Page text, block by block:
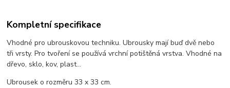
Kompletní specifikace
Vhodné pro ubrouskovou techniku. Ubrousky mají buď dvě nebo
tři vrsty. Pro tvoření se používá vrchní potištěná vrstva. Vhodné na
dřevo, sklo, kov, plast...
Ubrousek o rozměru 33 x 33 cm.